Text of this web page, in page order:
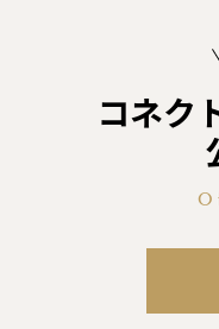
コネク